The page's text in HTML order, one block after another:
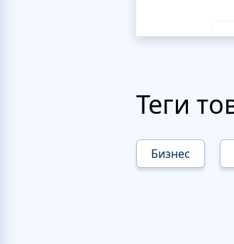
Теги
Бизнес